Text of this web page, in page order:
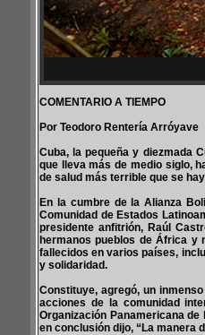
COMENTARIO A TIEMPO
Por Teodoro Rentería Arróyave
Cuba, la pequeña y diezmada
que lleva más de medio siglo,
de salud más terrible que se
En la cumbre de la Alianza
Comunidad de Estados
presidente anfitrión, Raúl
hermanos pueblos de África y
fallecidos en varios países,
y solidaridad.
Constituye, agregó, un
acciones de la comunidad
Organización Panamericana
en conclusión dijo, “La manera